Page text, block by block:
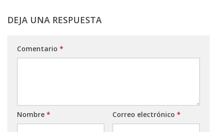
DEJA UNA RESPUESTA
Comentario *
Nombre * Correo electrónico *